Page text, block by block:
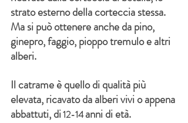
strato esterno della corteccia stessa.
Ma si può ottenere anche da pino,
ginepro, faggio, pioppo tremulo e altri
alberi.
Il catrame è quello di qualità più
elevata, ricavato da alberi vivi o appena
abbattuti, di12-14anni di età.